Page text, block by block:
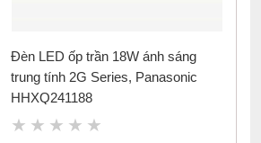
Đèn LED ốp trần 18W ánh sáng
trung tính 2G Series, Panasonic
HHXQ241188